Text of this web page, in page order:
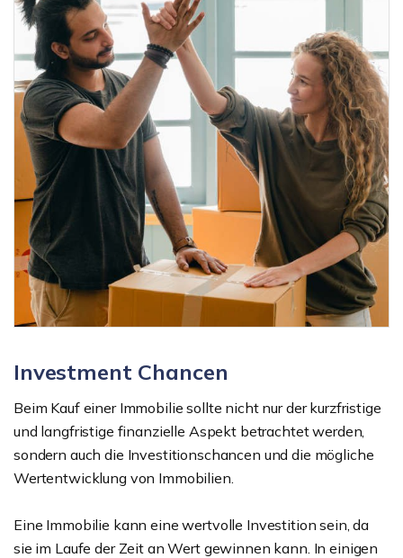
Investment Chancen
Beim Kauf einer Immobilie sollte nicht nur der kurzfristige
und langfristige finanzielle Aspekt betrachtet werden,
sondern auch die Investitionschancen und die mögliche
Wertentwicklung von Immobilien.
Eine Immobilie kann eine wertvolle Investition sein, da
sie im Laufe der Zeit an Wert gewinnen kann. In einigen